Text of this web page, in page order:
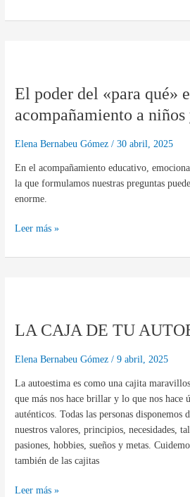
El poder del «para qué»
acompañamiento a niños
Elena Bernabeu Gómez/30 abril, 2025
En el acompañamiento educativo,
la que formulamos nuestras preguntas
enorme.
del
qué»
acompañamiento
a
niños
adolescentes
Leer más »
LA CAJA DE TU
Elena Bernabeu Gómez/9 abril, 2025
La autoestima es como una cajita
que más nos hace brillar y lo que nos hace
auténticos. Todas las personas disponemos
nuestros valores, principios, necesidades,
pasiones, hobbies, sueños y metas.
también de las cajitas
DE
AUTOESTIMA
Leer más »